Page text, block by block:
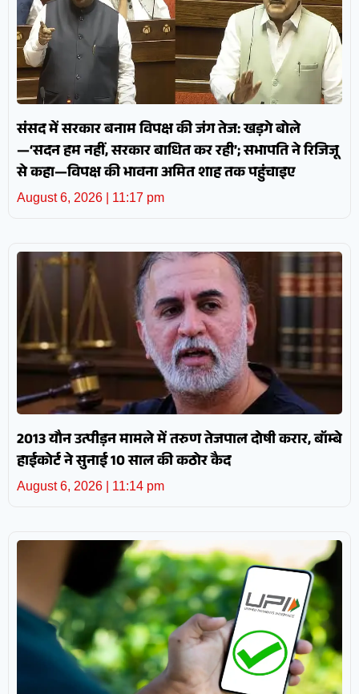
संसद में सरकार बनाम विपक्ष की जंग तेज: खड़गे बोले
—‘सदन हम नहीं, सरकार बाधित कर रही’; सभापति ने रिजिजू
से कहा—विपक्ष की भावना अमित शाह तक पहुंचाइए
August 6, 2026 11:17 pm
2013 यौन उत्पीड़न मामले में तरुण तेजपाल दोषी करार, बॉम्बे
हाईकोर्ट ने सुनाई 10 साल की कठोर कैद
August 6, 2026 11:14 pm